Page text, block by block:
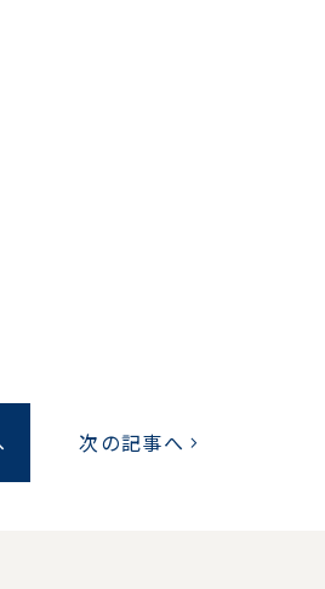
次の記事へ chevron_right